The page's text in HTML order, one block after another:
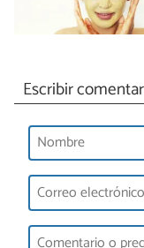
Escribir